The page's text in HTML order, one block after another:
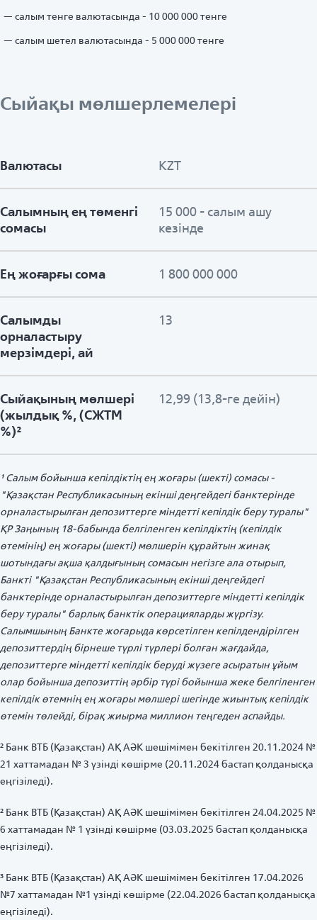
салым тенге валютасында - 10 000 000 тенге
салым шетел валютасында - 5 000 000 тенге
Сыйақы мөлшерлемелері
Валютасы
Салымның ең төменгі
сомасы
Ең жоғарғы сома
Салымды
орналастыру
мерзімдері, ай
Сыйақының мөлшері
(жылдық %, (СЖТМ
%)²
KZT
15 000 - салым ашу
кезінде
1 800 000 000
13
12,99 (13,8-ге дейін)
¹ Салым бойынша кепілдіктің ең жоғары (шекті) сомасы -
"Қазақстан Республикасының екінші деңгейдегі банктерінде
орналастырылған депозиттерге міндетті кепілдік беру туралы"
ҚР Заңының 18-бабында белгіленген кепілдіктің (кепілдік
өтемінің) ең жоғары (шекті) мөлшерін құрайтын жинақ
шотындағы ақша қалдығының сомасын негізге ала отырып,
Банкті "Қазақстан Республикасының екінші деңгейдегі
банктерінде орналастырылған депозиттерге міндетті кепілдік
беру туралы" барлық банктік операцияларды жүргізу.
Салымшының Банкте жоғарыда көрсетілген кепілдендірілген
депозиттердің бірнеше түрлі түрлері болған жағдайда,
депозиттерге міндетті кепілдік беруді жүзеге асыратын ұйым
олар бойынша депозиттің әрбір түрі бойынша жеке белгіленген
кепілдік өтемнің ең жоғары мөлшері шегінде жиынтық кепілдік
өтемін төлейді, бірақ жиырма миллион теңгеден аспайды.
² Банк ВТБ (Қазақстан) АҚ АӘК шешімімен бекітілген 20.11.2024 №
21 хаттамадан № 3 үзінді көшірме (20.11.2024 бастап қолданысқа
еңгізіледі).
² Банк ВТБ (Қазақстан) АҚ АӘК шешімімен бекітілген 24.04.2025 №
6 хаттамадан № 1 үзінді көшірме (03.03.2025 бастап қолданысқа
еңгізіледі).
³ Банк ВТБ (Қазақстан) АҚ АӘК шешімімен бекітілген 17.04.2026
№7 хаттамадан №1 үзінді көшірме (22.04.2026 бастап қолданысқа
еңгізіледі).